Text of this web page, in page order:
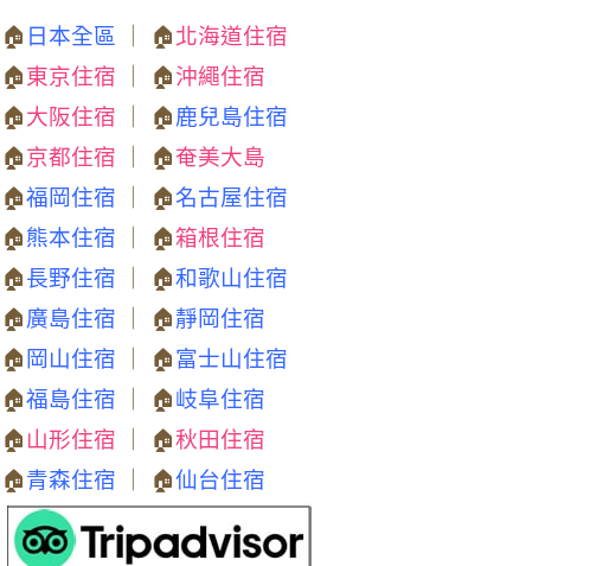
🏠 日本全區 ｜ 🏠北海道住宿
🏠東京住宿 ｜ 🏠沖繩住宿
🏠大阪住宿 ｜ 🏠鹿兒島住宿
🏠京都住宿 ｜ 🏠奄美大島
🏠福岡住宿 ｜ 🏠名古屋住宿
🏠熊本住宿 ｜ 🏠箱根住宿
🏠長野住宿 ｜ 🏠和歌山住宿
🏠廣島住宿 ｜ 🏠靜岡住宿
🏠 岡山住宿 ｜ 🏠富士山住宿
🏠福島住宿 ｜ 🏠岐阜住宿
🏠 山形住宿 ｜ 🏠秋田住宿
🏠青森住宿 ｜ 🏠仙台住宿